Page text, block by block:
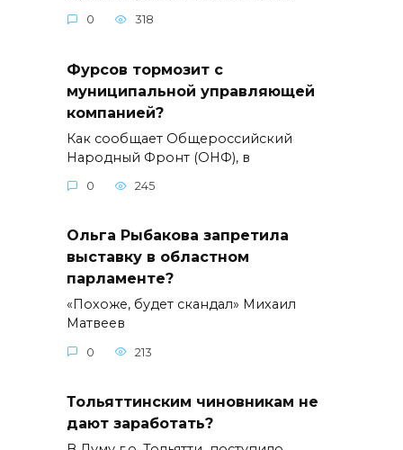
0 318
Фурсов тормозит с
муниципальной управляющей
компанией?
Как сообщает Общероссийский
Народный Фронт (ОНФ), в
0 245
Ольга Рыбакова запретила
выставку в областном
парламенте?
«Похоже, будет скандал» Михаил
Матвеев
0 213
Тольяттинским чиновникам не
дают заработать?